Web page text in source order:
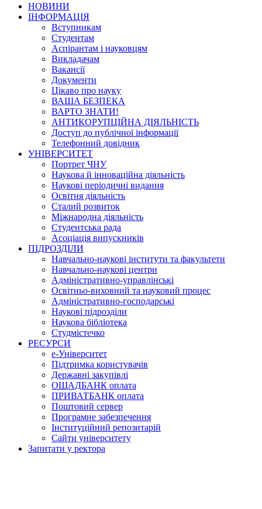
НОВИНИ
ІНФОРМАЦІЯ
Вступникам
Студентам
Аспірантам і науковцям
Викладачам
Вакансії
Документи
Цікаво про науку
ВАША БЕЗПЕКА
ВАРТО ЗНАТИ!
АНТИКОРУПЦІЙНА ДІЯЛЬНІСТЬ
Доступ до публічної інформації
Телефонний довідник
УНІВЕРСИТЕТ
Портрет ЧНУ
Наукова й інноваційна діяльність
Наукові періодичні видання
Освітня діяльність
Сталий розвиток
Міжнародна діяльність
Студентська рада
Асоціація випускників
ПІДРОЗДІЛИ
Навчально-наукові інститути та факультети
Навчально-наукові центри
Адміністративно-управлінські
Освітньо-виховний та науковий процес
Адміністративно-господарські
Наукові підрозділи
Наукова бібліотека
Студмістечко
РЕСУРСИ
е-Університет
Підтримка користувачів
Державні закупівлі
ОЩАДБАНК оплата
ПРИВАТБАНК оплата
Поштовий сервер
Програмне забезпечення
Інституційний репозитарій
Сайти університету
Запитати у ректора